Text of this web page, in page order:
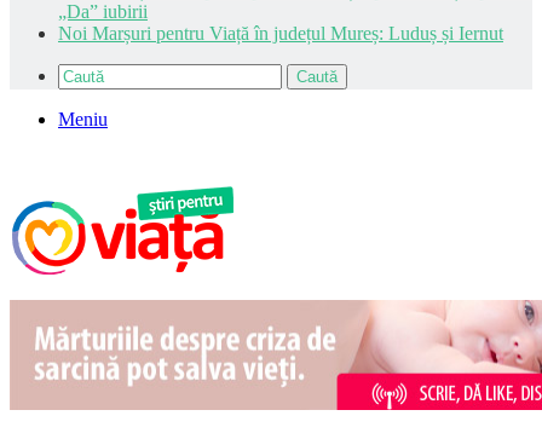
„Da” iubirii
Noi Marșuri pentru Viață în județul Mureș: Luduș și Iernut
Caută
Meniu